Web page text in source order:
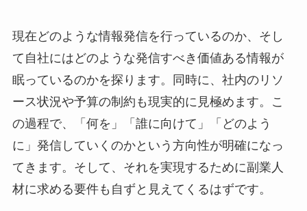
現在どのような情報発信を行っているのか、そし
て自社にはどのような発信すべき価値ある情報が
眠っているのかを探ります。同時に、社内のリソ
ース状況や予算の制約も現実的に見極めます。こ
の過程で、「何を」「誰に向けて」「どのよう
に」発信していくのかという方向性が明確になっ
てきます。そして、それを実現するために副業人
材に求める要件も自ずと見えてくるはずです。